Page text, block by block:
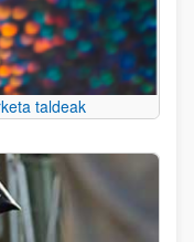
taldeak